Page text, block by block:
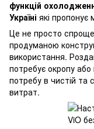
функцій
Україні які
Це не просто
продуманою
використання.
потребує окропу
потребу в чистій та
витрат.